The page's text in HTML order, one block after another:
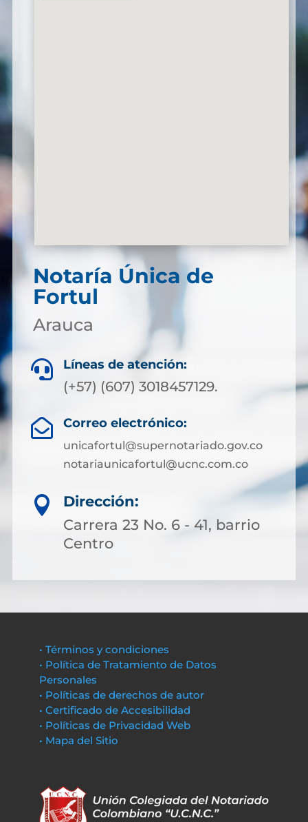
Notaría Única de
Fortul
Arauca
 Líneas de atención:
(+57) (607) 3018457129.
 Correo electrónico:
unicafortul@supernotariado.gov.co
notariaunicafortul@ucnc.com.co

Dirección:
Carrera 23 No. 6 - 41, barrio
Centro
• Términos y condiciones
• Política de Tratamiento de Datos
Personales
• Políticas de derechos de autor
• Certificado de Accesibilidad
• Políticas de Privacidad Web
• Mapa del Sitio